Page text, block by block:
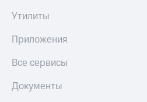
Утилиты
Приложения
Все сервисы
Документы